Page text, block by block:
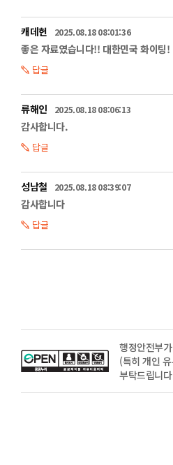
캐데헌 2025.08.18 08:01:36
좋은 자료였습니다!! 대한민국 화이팅!
답글
류해인 2025.08.18 08:06:13
감사합니다.
답글
성남철 2025.08.18 08:39:07
감사합니다
답글
행정안전부
(특히 개인
부탁드립니